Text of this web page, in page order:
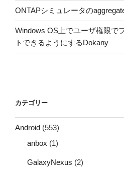
ONTAPシミュレータの
Windows OS上でユーザ権限で
トできるようにするDokany
カテゴリー
Android (553)
anbox (1)
GalaxyNexus (2)